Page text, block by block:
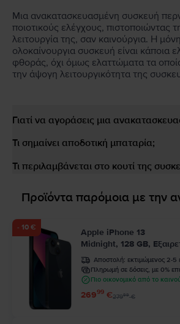
Μια ανακατασκευασμένη συσκευή
ποιοτικούς ελέγχους, πιστοποιώντας
λειτουργία της, σαν καινούργια. Η
ολοκαίνουργια συσκευή είναι κάποια
φθοράς, όχι όμως ελαττώματα τα
την άψογη λειτουργικότητα της
Γιατί να αγοράσεις μια
Τι σημαίνει αποδοτική μπαταρία;
Τι περιλαμβάνεται στο κουτί της
Προϊόντα παρόμοια με την
- 10 €
Apple iPhone 13
Midnight, 128 GB,
Αποστολή: εκτιμώμενος 2-5
Πληρωμή σε δόσεις, με 0%
Πιο οικονομικό από το
26999 €27999€